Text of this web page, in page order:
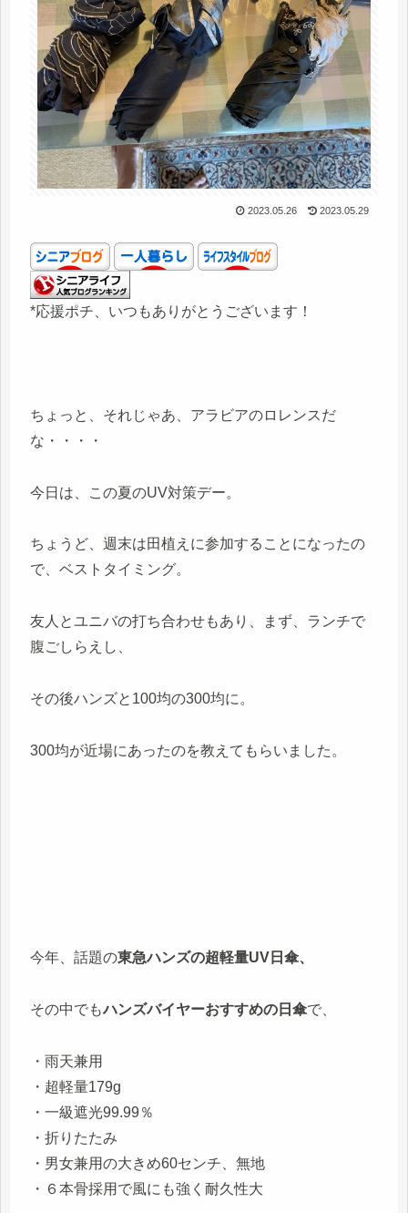
2023.05.26 2023.05.29
*応援ポチ、いつもありがとうございます！
ちょっと、それじゃあ、アラビアのロレンスだ
な・・・・
今日は、この夏のUV対策デー。
ちょうど、週末は田植えに参加することになったの
で、ベストタイミング。
友人とユニバの打ち合わせもあり、まず、ランチで
腹ごしらえし、
その後ハンズと100均の300均に。
300均が近場にあったのを教えてもらいました。
今年、話題の東急ハンズの超軽量UV日傘、
その中でもハンズバイヤーおすすめの日傘で、
・雨天兼用
・超軽量179g
・一級遮光99.99％
・折りたたみ
・男女兼用の大きめ60センチ、無地
・６本骨採用で風にも強く耐久性大